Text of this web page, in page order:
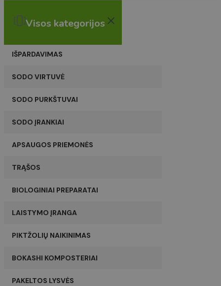
Visos kategorijos
IŠPARDAVIMAS
SODO VIRTUVĖ
SODO PURKŠTUVAI
SODO ĮRANKIAI
APSAUGOS PRIEMONĖS
TRĄŠOS
BIOLOGINIAI PREPARATAI
LAISTYMO ĮRANGA
PIKTŽOLIŲ NAIKINIMAS
BOKASHI KOMPOSTERIAI
PAKELTOS LYSVĖS